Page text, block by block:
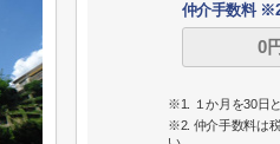
仲介手数料
※1. １か月を30日
※2. 仲介手数料は